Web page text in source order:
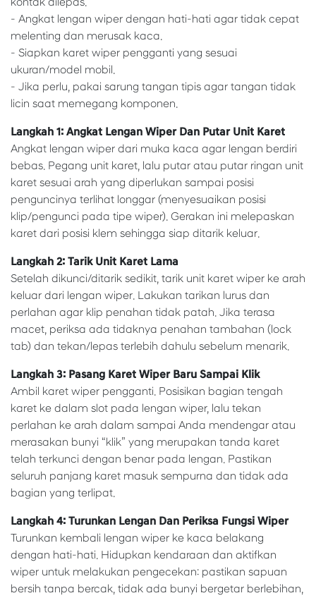
- Angkat lengan wiper dengan hati-hati agar tidak cepat
melenting dan merusak kaca.
- Siapkan karet wiper pengganti yang sesuai
ukuran/model mobil.
- Jika perlu, pakai sarung tangan tipis agar tangan tidak
licin saat memegang komponen.
Langkah 1: Angkat Lengan Wiper Dan Putar Unit Karet
Angkat lengan wiper dari muka kaca agar lengan berdiri
bebas. Pegang unit karet, lalu putar atau putar ringan unit
karet sesuai arah yang diperlukan sampai posisi
penguncinya terlihat longgar (menyesuaikan posisi
klip/pengunci pada tipe wiper). Gerakan ini melepaskan
karet dari posisi klem sehingga siap ditarik keluar.
Langkah 2: Tarik Unit Karet Lama
Setelah dikunci/ditarik sedikit, tarik unit karet wiper ke arah
keluar dari lengan wiper. Lakukan tarikan lurus dan
perlahan agar klip penahan tidak patah. Jika terasa
macet, periksa ada tidaknya penahan tambahan (lock
tab) dan tekan/lepas terlebih dahulu sebelum menarik.
Langkah 3: Pasang Karet Wiper Baru Sampai Klik
Ambil karet wiper pengganti. Posisikan bagian tengah
karet ke dalam slot pada lengan wiper, lalu tekan
perlahan ke arah dalam sampai Anda mendengar atau
merasakan bunyi “klik” yang merupakan tanda karet
telah terkunci dengan benar pada lengan. Pastikan
seluruh panjang karet masuk sempurna dan tidak ada
bagian yang terlipat.
Langkah 4: Turunkan Lengan Dan Periksa Fungsi Wiper
Turunkan kembali lengan wiper ke kaca belakang
dengan hati-hati. Hidupkan kendaraan dan aktifkan
wiper untuk melakukan pengecekan: pastikan sapuan
bersih tanpa bercak, tidak ada bunyi bergetar berlebihan,